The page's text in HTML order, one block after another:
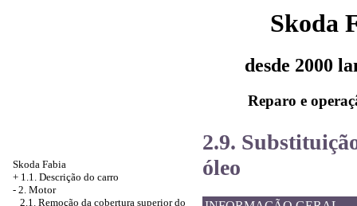
Skoda
desde 2000
Reparo e
Skoda Fabia
+ 1.1. Descrição do carro
- 2. Motor
2.1. Remoção da cobertura superior do
2.9.
óleo